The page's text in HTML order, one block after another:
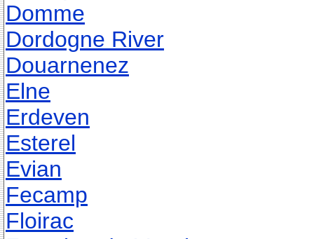
Domme
Dordogne River
Douarnenez
Elne
Erdeven
Esterel
Evian
Fecamp
Floirac